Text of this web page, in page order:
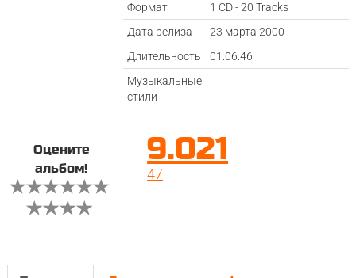
Формат
1 CD - 20 Tracks
Дата релиза
23 марта 2000
Длительность
01:06:46
Музыкальные
стили
Оцените
альбом!
9.021
47